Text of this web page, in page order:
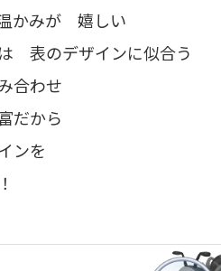
かみが 嬉しい
表のデザインに似合う
合わせ
だから
ンを